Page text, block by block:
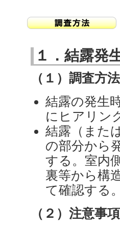
１．結露発
（１）調査方法
結露の発生
にヒアリン
結露（また
の部分から
する。室内
裏等から構
て確認する
（２）注意事